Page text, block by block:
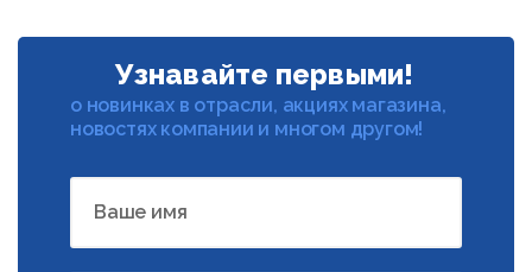
Узнавайте первыми!
о новинках в отрасли, акциях магазина,
новостях компании и многом другом!
Ваше имя